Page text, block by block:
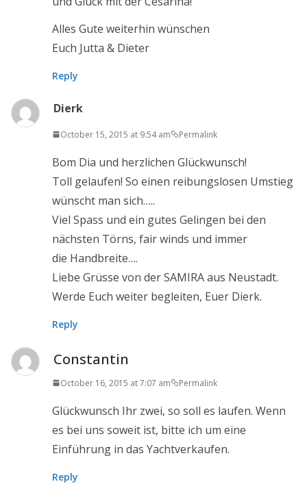
Alles Gute weiterhin wünschen
Euch Jutta & Dieter
Reply
Dierk
October 15, 2015 at 9:54 am Permalink
Bom Dia und herzlichen Glückwunsch!
Toll gelaufen! So einen reibungslosen Umstieg
wünscht man sich…..
Viel Spass und ein gutes Gelingen bei den
nächsten Törns, fair winds und immer
die Handbreite….
Liebe Grüsse von der SAMIRA aus Neustadt.
Werde Euch weiter begleiten, Euer Dierk.
Reply
Constantin
October 16, 2015 at 7:07 am Permalink
Glückwunsch Ihr zwei, so soll es laufen. Wenn
es bei uns soweit ist, bitte ich um eine
Einführung in das Yachtverkaufen.
Reply